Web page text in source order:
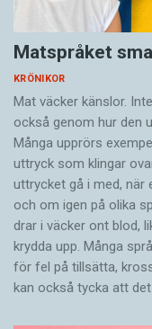
Matspråket
KRÖNIKOR
Mat väcker känslor.
också genom hur den
Många upprörs
uttryck som klingar
uttrycket gå i med, när
och om igen på olika
drar i väcker ont blod,
krydda upp. Många
för fel på tillsätta,
kan också tycka att